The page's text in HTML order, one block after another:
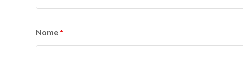
Nome *